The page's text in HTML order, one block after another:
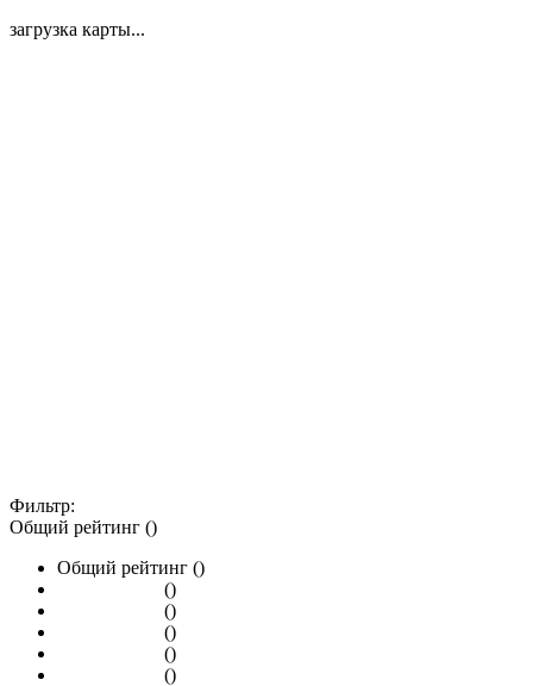
загрузка карты...
Фильтр:
Общий рейтинг ()
Общий рейтинг ()
()
()
()
()
()